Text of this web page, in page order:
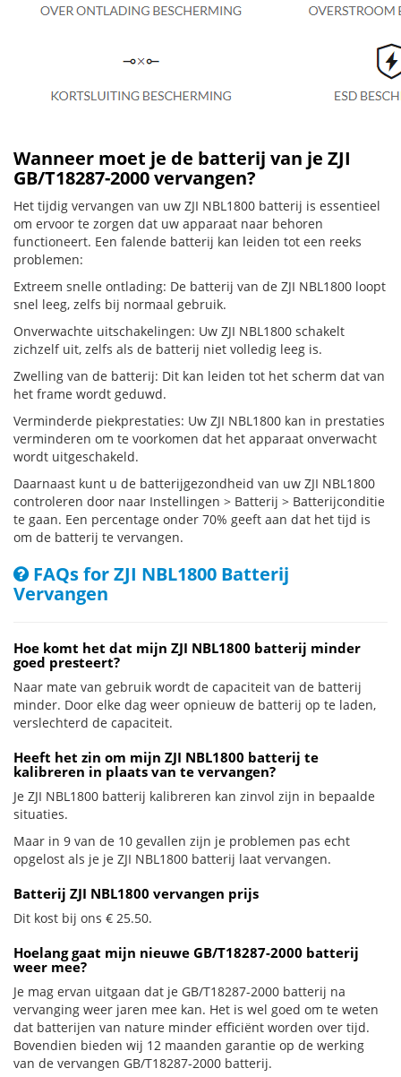
Wanneer moet je de batterij van je ZJI
GB/T18287-2000 vervangen?
Het tijdig vervangen van uw ZJI NBL1800 batterij is essentieel
om ervoor te zorgen dat uw apparaat naar behoren
functioneert. Een falende batterij kan leiden tot een reeks
problemen:
Extreem snelle ontlading: De batterij van de ZJI NBL1800 loopt
snel leeg, zelfs bij normaal gebruik.
Onverwachte uitschakelingen: Uw ZJI NBL1800 schakelt
zichzelf uit, zelfs als de batterij niet volledig leeg is.
Zwelling van de batterij: Dit kan leiden tot het scherm dat van
het frame wordt geduwd.
Verminderde piekprestaties: Uw ZJI NBL1800 kan in prestaties
verminderen om te voorkomen dat het apparaat onverwacht
wordt uitgeschakeld.
Daarnaast kunt u de batterijgezondheid van uw ZJI NBL1800
controleren door naar Instellingen > Batterij > Batterijconditie
te gaan. Een percentage onder 70% geeft aan dat het tijd is
om de batterij te vervangen.
FAQs for ZJI NBL1800 Batterij
Vervangen
Hoe komt het dat mijn ZJI NBL1800 batterij minder
goed presteert?
Naar mate van gebruik wordt de capaciteit van de batterij
minder. Door elke dag weer opnieuw de batterij op te laden,
verslechterd de capaciteit.
Heeft het zin om mijn ZJI NBL1800 batterij te
kalibreren in plaats van te vervangen?
Je ZJI NBL1800 batterij kalibreren kan zinvol zijn in bepaalde
situaties.
Maar in 9 van de 10 gevallen zijn je problemen pas echt
opgelost als je je ZJI NBL1800 batterij laat vervangen.
Batterij ZJI NBL1800 vervangen prijs
Dit kost bij ons € 25.50.
Hoelang gaat mijn nieuwe GB/T18287-2000 batterij
weer mee?
Je mag ervan uitgaan dat je GB/T18287-2000 batterij na
vervanging weer jaren mee kan. Het is wel goed om te weten
dat batterijen van nature minder efficiënt worden over tijd.
Bovendien bieden wij 12 maanden garantie op de werking
van de vervangen GB/T18287-2000 batterij.